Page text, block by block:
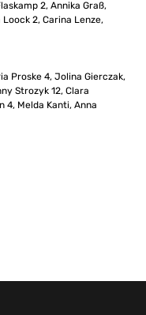
2, Annika Graß,
2, Carina Lenze,
Proske 4, Jolina Gierczak,
Strozyk 12, Clara
4, Melda Kanti, Anna